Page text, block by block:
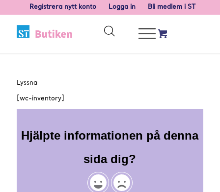
Registrera nytt konto Logga in Bli medlem i ST
Lyssna
[wc-inventory]
Hjälpte informationen på denna
sida dig?